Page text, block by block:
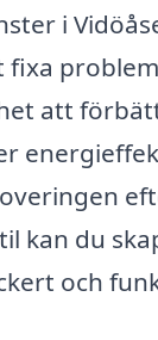
i
fixa
att
kan du
och